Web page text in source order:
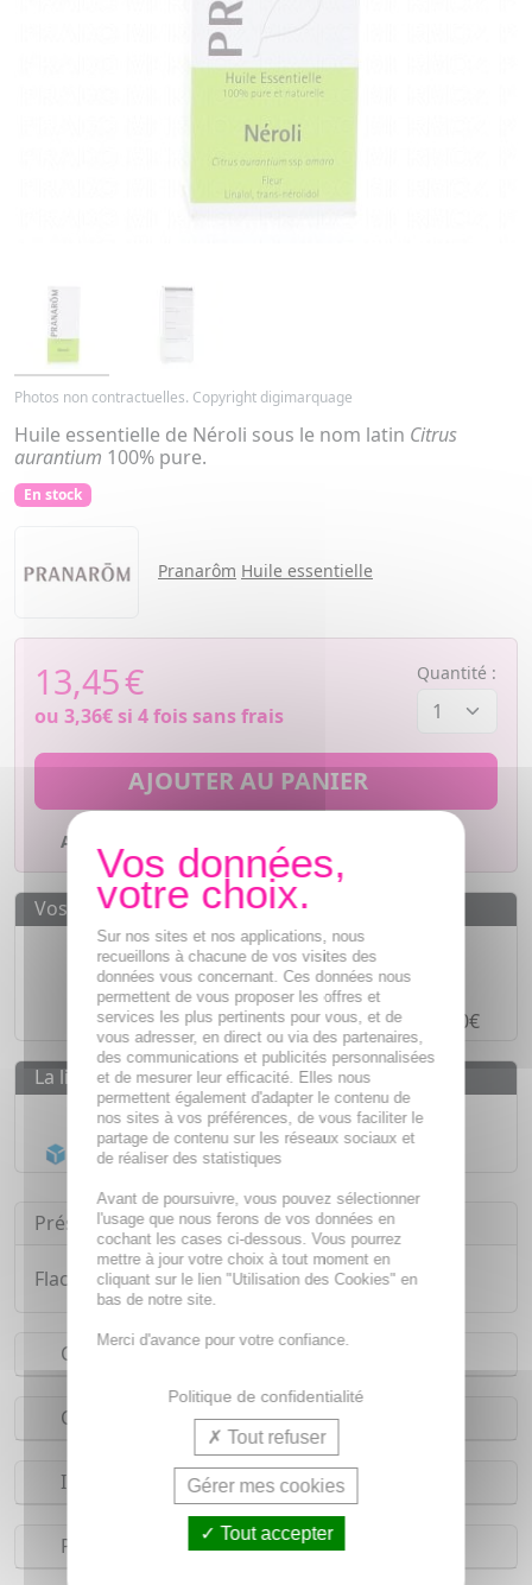
Photos non contractuelles. Copyright digimarquage
Huile essentielle de Néroli sous le nom latin Citrus
aurantium 100% pure.
En stock
Pranarôm Huile essentielle
13,45€
ou 3,36€si 4 fois sans frais
Quantité :
AJOUTER AU PANIER
Ajouter à mes favoris
Vos avantages
Des prixIMBATTABLES
Paiement en ligneSÉCURISÉ
Paiement en4 fois sans fraisà partir de 30€
La livraison
Livraison gratuite dès55€
Acheminement Chronopost en 24h*
Présentation
Flacon de 2ml d'huile essentielle de Néroli.
Conseils d'utilisation
Composition
Indications
Précautions
Sur nos sites et nos applications, nous
recueillons à chacune de vos visites des
données vous concernant. Ces données nous
permettent de vous proposer les offres et
services les plus pertinents pour vous, et de
vous adresser, en direct ou via des partenaires,
des communications et publicités personnalisées
et de mesurer leur efficacité. Elles nous
permettent également d'adapter le contenu de
nos sites à vos préférences, de vous faciliter le
partage de contenu sur les réseaux sociaux et
de réaliser des statistiques
Avant de poursuivre, vous pouvez sélectionner
l'usage que nous ferons de vos données en
cochant les cases ci-dessous. Vous pourrez
mettre à jour votre choix à tout moment en
cliquant sur le lien "Utilisation des Cookies" en
bas de notre site.
Merci d'avance pour votre confiance.
Politique de confidentialité
Tout refuser
Gérer mes cookies
Tout accepter